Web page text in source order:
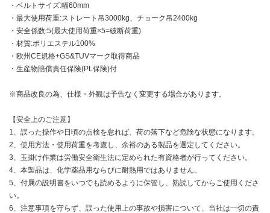
・ベルトサイズ:幅60mm
・最大使用荷重:ストレート吊3000kg、チョーク吊2400kg
・安全係数:5(最大使用荷重×5=破断荷重)
・材質:ポリエステル100%
・欧州CE規格+GS&TUVマーク取得商品
・生産物賠償責任保険(PL保険)付
※商品改良の為、仕様・外観は予告なく変更する場合があります。
【安全上のご注意】
1、誤った操作や日頃の点検を怠れば、荷の落下など危険な状態になります。
2、使用方法・使用荷重を考慮し、余裕のある製品を選定してください。
3、玉掛け作業は労働安全衛生法に定められた有資格者が行ってください。
4、本製品は、化学薬品用ならびに耐熱用ではありません。
5、付属の説明書をいつでも読めるように保管し、熟読してからご使用くださ
い。
6、注意事項を守らず、誤った使用上の事故や損害について、当社は一切の責